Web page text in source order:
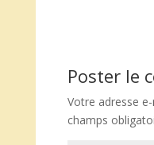
Poster le
Votre adresse
champs